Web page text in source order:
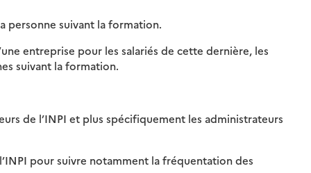
personne suivant la formation.
entreprise pour les salariés de cette dernière, les
suivant la formation.
de l’INPI et plus spécifiquement les administrateurs
pour suivre notamment la fréquentation des